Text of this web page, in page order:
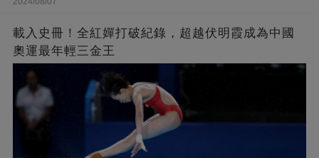
載入史冊！全紅嬋打破紀錄，超越伏明霞成為中國
奧運最年輕三金王